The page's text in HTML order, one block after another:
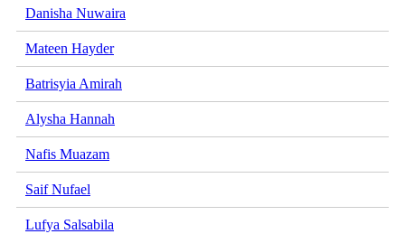
Danisha Nuwaira
Mateen Hayder
Batrisyia Amirah
Alysha Hannah
Nafis Muazam
Saif Nufael
Lufya Salsabila